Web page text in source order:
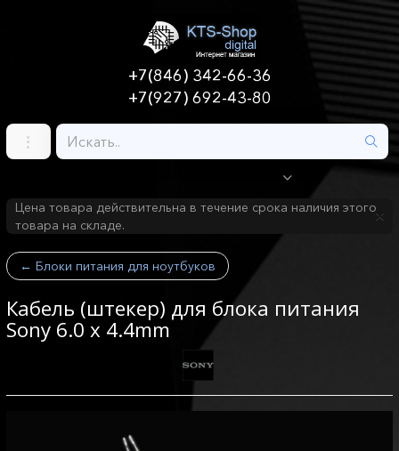
+7(846) 342-66-36
+7(927) 692-43-80
Цена товара действительна в течение срока наличия этого
товара на складе.
← Блоки питания для ноутбуков
Кабель (штекер) для блока питания
Sony 6.0 х 4.4mm